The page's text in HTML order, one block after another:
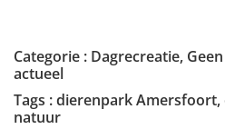
Categorie : Dagrecreatie,
actueel
Tags :dierenpark Amersfoort,
natuur